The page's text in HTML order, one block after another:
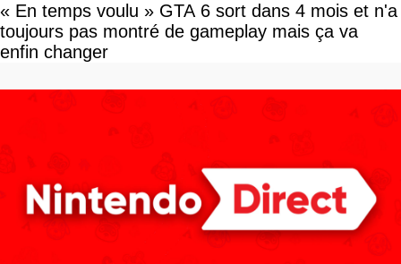
« En temps voulu » GTA 6 sort dans 4 mois et n'a
toujours pas montré de gameplay mais ça va
enfin changer